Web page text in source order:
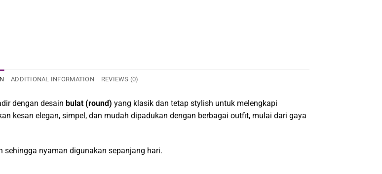
ADDITIONAL INFORMATION REVIEWS (0)
dengan desain bulat (round) yang klasik dan tetap stylish untuk melengkapi
kesan elegan, simpel, dan mudah dipadukan dengan berbagai outfit, mulai dari gaya
nyaman digunakan sepanjang hari.